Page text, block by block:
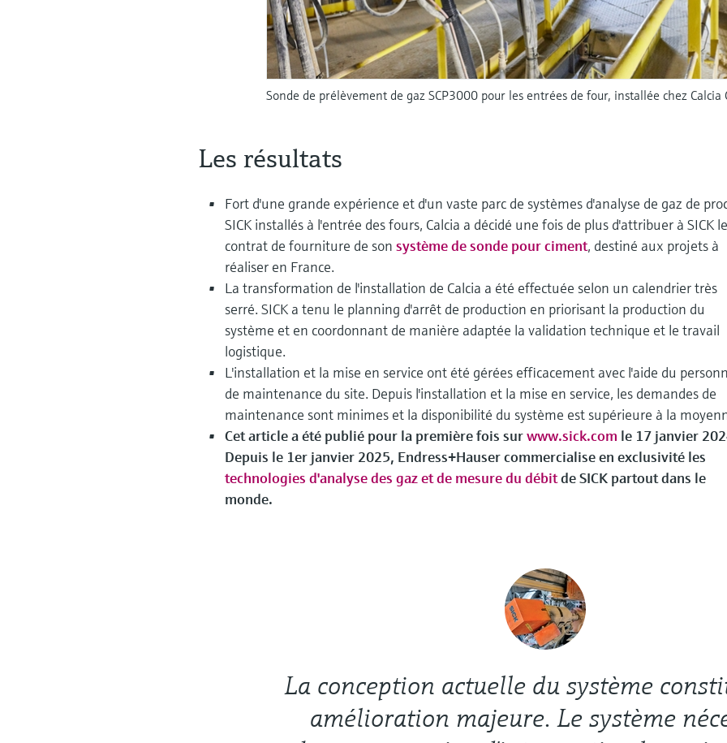
Sonde de prélèvement de gaz SCP3000 pour les entrées de four, installée chez Calcia
Les résultats
Fort d'une grande expérience et d'un vaste parc de systèmes d'analyse de gaz de
SICK installés à l'entrée des fours, Calcia a décidé une fois de plus d'attribuer à SICK le
contrat de fourniture de sonsystème de sonde pour ciment, destiné aux projets à
réaliser en France.
La transformation de l'installation de Calcia a été effectuée selon un calendrier très
serré. SICK a tenu le planning d'arrêt de production en priorisant la production du
système et en coordonnant de manière adaptée la validation technique et le travail
logistique.
L'installation et la mise en service ont été gérées efficacement avec l'aide du
de maintenance du site. Depuis l'installation et la mise en service, les demandes de
maintenance sont minimes et la disponibilité du système est supérieure à la
Cet article a été publié pour la première fois surwww.sick.com le 17 janvier
Depuis le 1er janvier 2025, Endress+Hauser commercialise en exclusivité les
technologies d'analyse des gaz et de mesure du débitde SICK partout dans le
monde.
La conception actuelle du système
amélioration majeure. Le système